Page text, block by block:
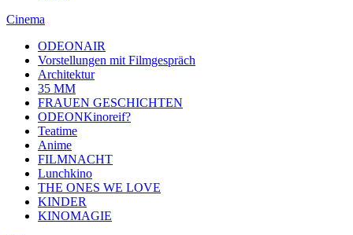
Cinema
ODEONAIR
Vorstellungen mit Filmgespräch
Architektur
35 MM
FRAUEN GESCHICHTEN
ODEONKinoreif?
Teatime
Anime
FILMNACHT
Lunchkino
THE ONES WE LOVE
KINDER
KINOMAGIE